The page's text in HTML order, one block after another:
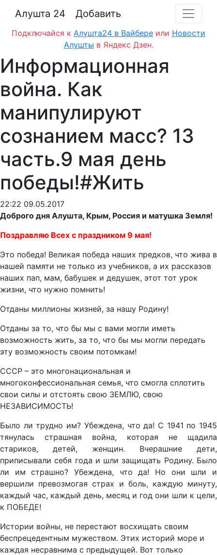
Алушта 24 Добавить
Подключайся к Алушта24 в Вайбере или Новости
Алушты в Яндекс Дзен.
Информационная
война. Как
манипулируют
сознанием масс? 13
часть.9 мая день
победы!#Жить
22:22 09.05.2017
Доброго дня Алушта, Крым, Россия и матушка Земля!
Поздравляю Всех с праздником 9 мая!
Это победа! Великая победа наших предков, что жива в
нашей памяти не только из учебников, а их рассказов
наших пап, мам, бабушек и дедушек, этот тот урок
жизни, что нужно помнить!
Отданы миллионы жизней, за нашу Родину!
Отданы за то, что бы мы с вами могли иметь
возможность жить, за то, что бы мы могли передать
эту возможность своим потомкам!
СССР – это многонациональная и
многоконфессиональная семья, что смогла сплотить
свои силы и отстоять свою ЗЕМЛЮ, свою
НЕЗАВИСИМОСТЬ!
Было ли трудно им? Убеждена, что да! С 1941 по 1945
тянулась страшная война, которая не щадила
стариков, детей, женщин. Вчерашние дети,
приписывали себя года и шли защищать Родину. Было
ли им страшно? Убеждена, что да! Но они шли и
вершили превозмогая страх и боль, каждую минуту,
каждый час, каждый день, месяц и год они шли к цели,
к ПОБЕДЕ!
Истории войны, не перестают восхищать своим
беспрецедентным мужеством. Этих историй море и
каждая несравнима с предыдущей. Вот только